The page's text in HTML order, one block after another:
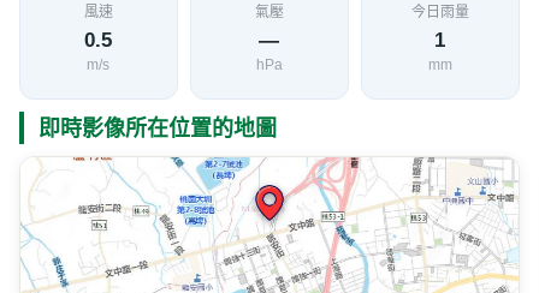
風速
0.5
m/s
氣壓
—
hPa
今日雨量
1
mm
即時影像所在位置的地圖